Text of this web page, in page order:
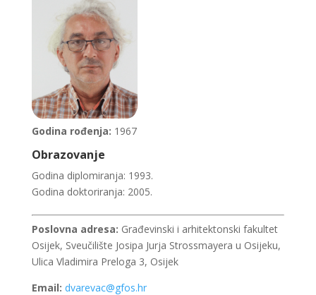
Godina rođenja: 1967
Obrazovanje
Godina diplomiranja: 1993.
Godina doktoriranja: 2005.
Poslovna adresa: Građevinski i arhitektonski fakultet
Osijek, Sveučilište Josipa Jurja Strossmayera u Osijeku,
Ulica Vladimira Preloga 3, Osijek
Email: dvarevac@gfos.hr